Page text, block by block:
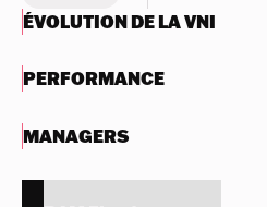
ÉVOLUTION DE LA VNI
PERFORMANCE
MANAGERS